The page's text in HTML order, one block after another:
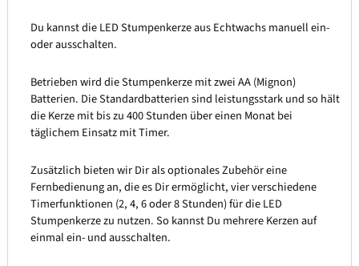
Du kannst die LED Stumpenkerze aus Echtwachs manuell ein-
oder ausschalten.
Betrieben wird die Stumpenkerze mit zwei AA (Mignon)
Batterien. Die Standardbatterien sind leistungsstark und so hält
die Kerze mit bis zu 400 Stunden über einen Monat bei
täglichem Einsatz mit Timer.
Zusätzlich bieten wir Dir als optionales Zubehör eine
Fernbedienung an, die es Dir ermöglicht, vier verschiedene
Timerfunktionen (2, 4, 6 oder 8 Stunden) für die LED
Stumpenkerze zu nutzen. So kannst Du mehrere Kerzen auf
einmal ein- und ausschalten.